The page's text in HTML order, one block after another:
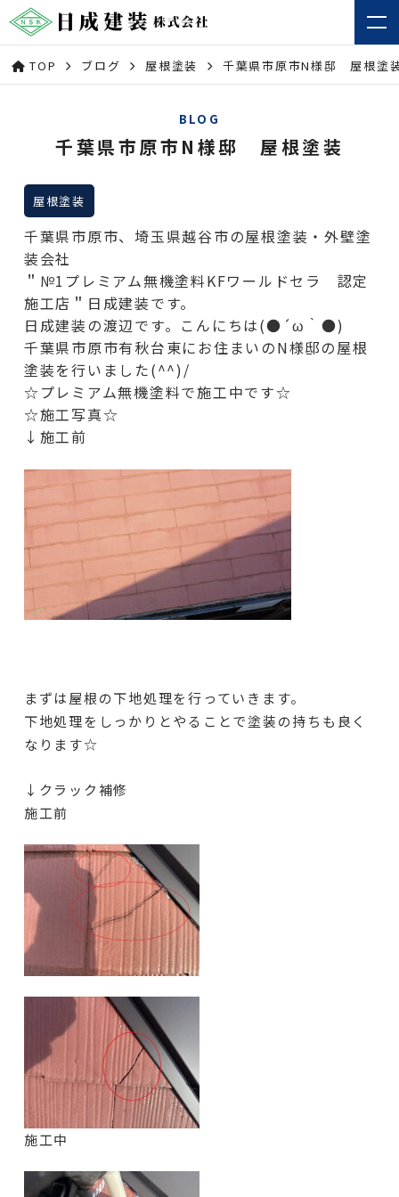
TOP ブログ 屋根塗装 千葉県市原市N様邸 屋根塗
BLOG
千葉県市原市N様邸 屋根塗装
屋根塗装
千葉県市原市、埼玉県越谷市の屋根塗装・外壁塗
装会社
＂№1プレミアム無機塗料KFワールドセラ 認定
施工店＂日成建装です。
日成建装の渡辺です。こんにちは(●´ω｀●)
千葉県市原市有秋台東にお住まいのN様邸の屋根
塗装を行いました(^^)/
☆プレミアム無機塗料で施工中です☆
☆施工写真☆
↓施工前
まずは屋根の下地処理を行っていきます。
下地処理をしっかりとやることで塗装の持ちも良く
なります☆
↓クラック補修
施工前
施工中